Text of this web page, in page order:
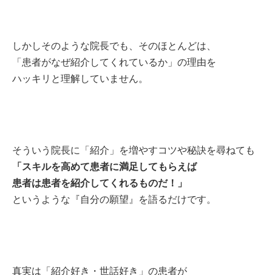
しかしそのような院長でも、そのほとんどは、
「患者がなぜ紹介してくれているか」 の理由を
ハッキリと理解していません。
そういう院長に「紹介」を増やすコツや秘訣を尋ねても
「スキルを高めて患者に満足してもらえば
患者は患者を紹介してくれるものだ！」
というような『自分の願望』を語るだけです。
真実は「紹介好き・世話好き」の患者が